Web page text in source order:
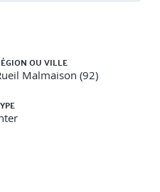
sans serveur à l'aide
bleus/verts avec des
Container Service
DevOps pour les
CD
OU VILLE
Malmaison (92)